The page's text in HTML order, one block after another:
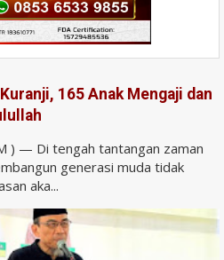
165 Anak Mengaji dan
) — Di tengah tantangan zaman
generasi muda tidak
aka...